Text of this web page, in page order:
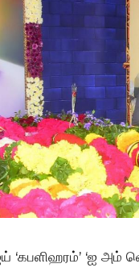
‘ஐ அம்